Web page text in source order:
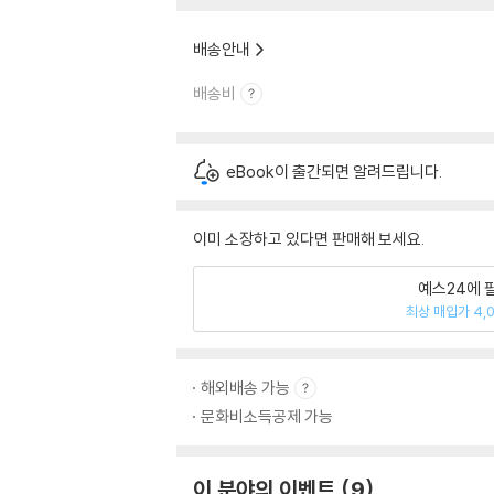
배송안내
배송비
eBook이 출간되면 알려드립니다.
이미 소장하고 있다면 판매해 보세요.
예스24에
최상 매입가
해외배송 가능
문화비소득공제 가능